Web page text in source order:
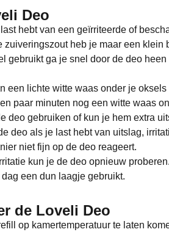
Deo
hebt van een geïrriteerde of
zuiveringszout heb je maar een klein
gebruikt ga je snel door de deo
een lichte witte waas onder je
paar minuten nog een witte waas
deo gebruiken of kun je hem extra
deo als je last hebt van uitslag,
niet fijn op de deo reageert.
kun je de deo opnieuw
een dun laagje gebruikt.
de Loveli Deo
op kamertemperatuur te laten